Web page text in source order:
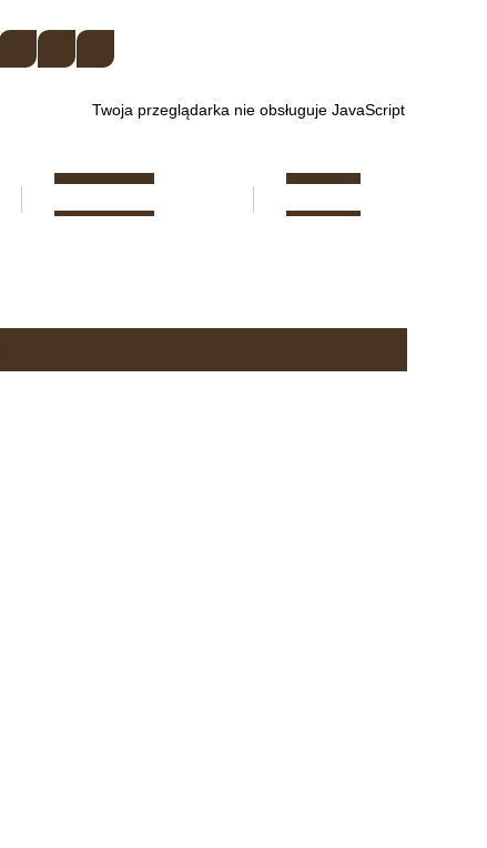
Twoja przeglądarka nie obsługuje JavaScript